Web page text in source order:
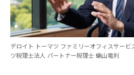
デロイト トーマツ ファミリーオフィスサービ
ツ税理士法人 パートナー税理士 蝋山竜利